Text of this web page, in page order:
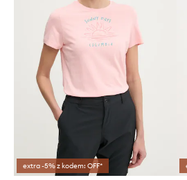
extra -5% z kodem: OFF*